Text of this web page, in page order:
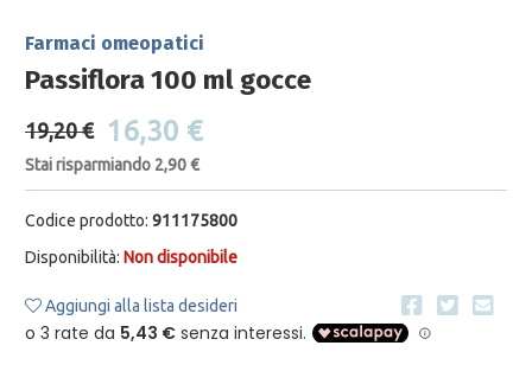
Farmaci omeopatici
Passiflora 100 ml gocce
19,20 € 16,30 €
Stai risparmiando 2,90 €
Codice prodotto: 911175800
Disponibilità: Non disponibile
Aggiungi alla lista desideri